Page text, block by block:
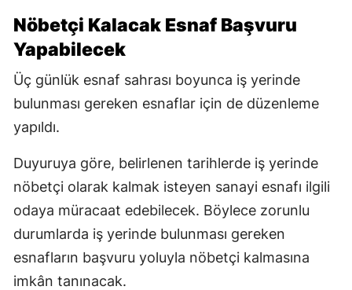
Nöbetçi Kalacak Esnaf Başvuru
Yapabilecek
Üç günlük esnaf sahrası boyunca iş yerinde
bulunması gereken esnaflar için de düzenleme
yapıldı.
Duyuruya göre, belirlenen tarihlerde iş yerinde
nöbetçi olarak kalmak isteyen sanayi esnafı ilgili
odaya müracaat edebilecek. Böylece zorunlu
durumlarda iş yerinde bulunması gereken
esnafların başvuru yoluyla nöbetçi kalmasına
imkân tanınacak.